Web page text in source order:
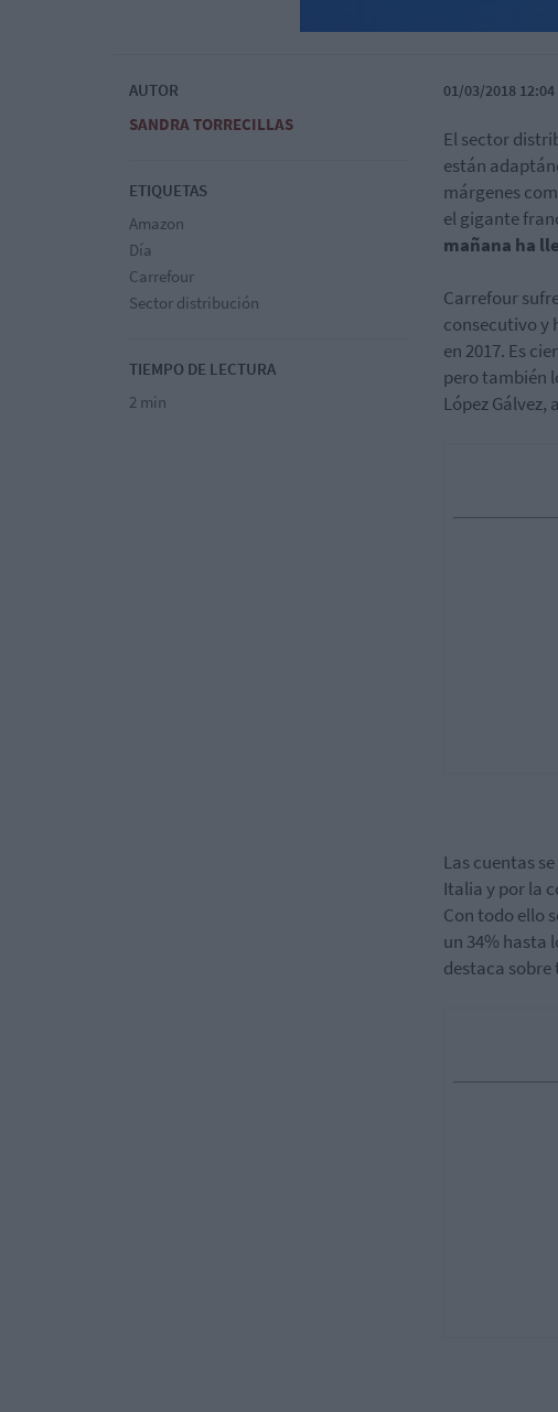
AUTOR
SANDRA TORRECILLAS
ETIQUETAS
Amazon
Día
Carrefour
Sector distribución
TIEMPO DE LECTURA
2 min
01/03/2018 12:04
El sector
están
márgenes
el gigante
mañana ha
Carrefour
consecutivo y
en 2017. Es
pero también
López Gálvez,
Las cuentas
Italia y por la
Con todo ello
un 34% hasta
destaca sobre